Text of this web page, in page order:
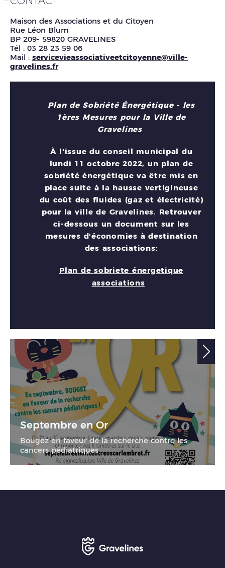
Maison des Associations et du Citoyen
Rue Léon Blum
BP 209- 59820 GRAVELINES
Tél : 03 28 23 59 06
Mail : servicevieassociativeetcitoyenne@ville-
gravelines.fr
Plan de Sobriété Énergétique - les
1ères Mesures pour la Ville de
Gravelines
À l'issue du conseil municipal du
lundi 11 octobre 2022, un plan de
sobriété énergétique va être mis en
place suite à la hausse vertigineuse
du coût des fluides (gaz et électricité)
pour la ville de Gravelines. Retrouver
ci-dessous un document sur les
mesures d'économies à destination
des associations:
Plan de sobriete énergetique
associations
Septembre en Or
Bougez en faveur de la recherche contre les
cancers pédiatriques